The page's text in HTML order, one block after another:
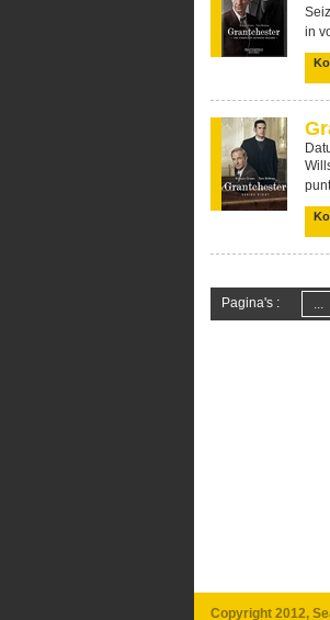
in
Pagina's : ...
Copyright 2012,